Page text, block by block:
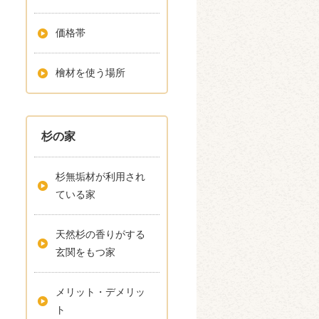
価格帯
檜材を使う場所
杉の家
杉無垢材が利用され
ている家
天然杉の香りがする
玄関をもつ家
メリット・デメリッ
ト